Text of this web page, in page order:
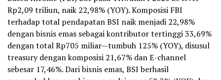
Rp2,09 triliun, naik 22,98% (YOY). Komposisi FBI
terhadap total pendapatan BSI naik menjadi 22,98%
dengan bisnis emas sebagai kontributor tertinggi 33,69%
dengan total Rp705 miliar—tumbuh 125% (YOY), disusul
treasury dengan komposisi 21,67% dan E-channel
sebesar 17,46%. Dari bisnis emas, BSI berhasil